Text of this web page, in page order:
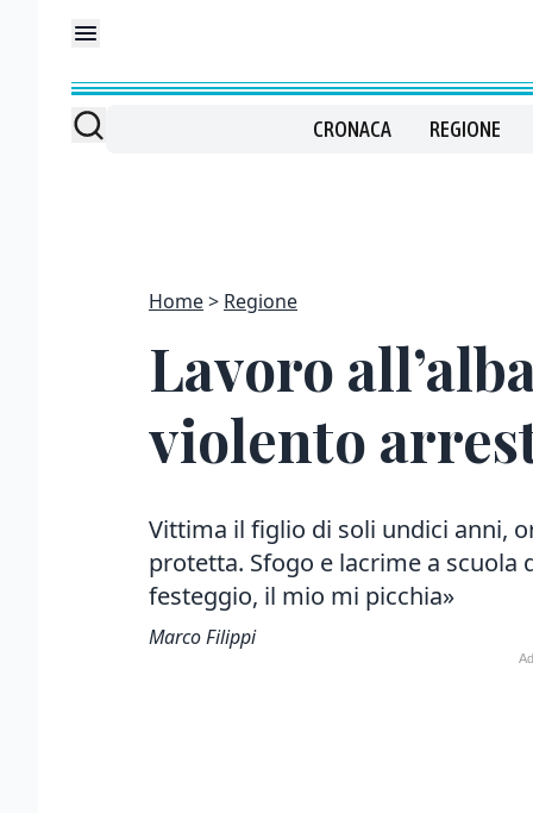
CRONACA REGIONE
Home Regione
Lavoro
violento
Vittima il figlio di soli undici anni,
protetta. Sfogo e lacrime a scuola
festeggio, il mio mi picchia»
Marco Filippi